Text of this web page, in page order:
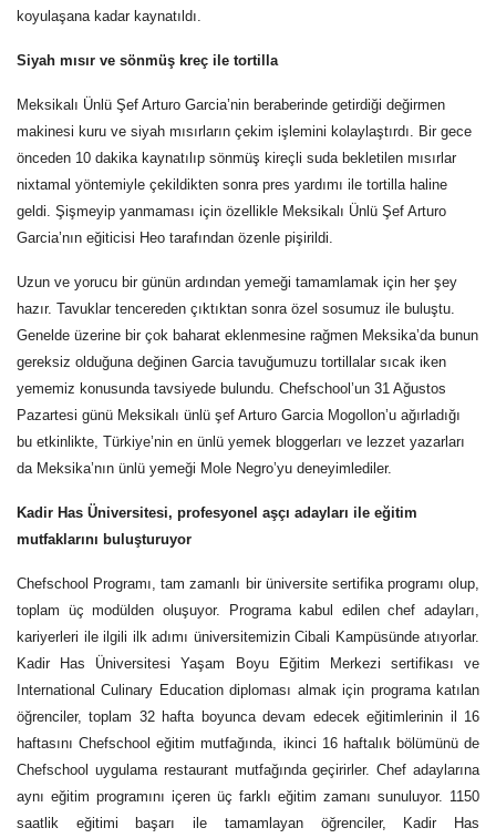
koyulaşana kadar kaynatıldı.
Siyah mısır ve sönmüş kreç ile tortilla
Meksikalı Ünlü Şef Arturo Garcia’nin beraberinde getirdiği değirmen
makinesi kuru ve siyah mısırların çekim işlemini kolaylaştırdı. Bir gece
önceden 10 dakika kaynatılıp sönmüş kireçli suda bekletilen mısırlar
nixtamal yöntemiyle çekildikten sonra pres yardımı ile tortilla haline
geldi. Şişmeyip yanmaması için özellikle Meksikalı Ünlü Şef Arturo
Garcia’nın eğiticisi Heo tarafından özenle pişirildi.
Uzun ve yorucu bir günün ardından yemeği tamamlamak için her şey
hazır. Tavuklar tencereden çıktıktan sonra özel sosumuz ile buluştu.
Genelde üzerine bir çok baharat eklenmesine rağmen Meksika’da bunun
gereksiz olduğuna değinen Garcia tavuğumuzu tortillalar sıcak iken
yememiz konusunda tavsiyede bulundu. Chefschool’un 31 Ağustos
Pazartesi günü Meksikalı ünlü şef Arturo Garcia Mogollon’u ağırladığı
bu etkinlikte, Türkiye’nin en ünlü yemek bloggerları ve lezzet yazarları
da Meksika’nın ünlü yemeği Mole Negro’yu deneyimlediler.
Kadir Has Üniversitesi, profesyonel aşçı adayları ile eğitim
mutfaklarını buluşturuyor
Chefschool Programı, tam zamanlı bir üniversite sertifika programı olup,
toplam üç modülden oluşuyor. Programa kabul edilen chef adayları,
kariyerleri ile ilgili ilk adımı üniversitemizin Cibali Kampüsünde atıyorlar.
Kadir Has Üniversitesi Yaşam Boyu Eğitim Merkezi sertifikası ve
International Culinary Education diploması almak için programa katılan
öğrenciler, toplam 32 hafta boyunca devam edecek eğitimlerinin il 16
haftasını Chefschool eğitim mutfağında, ikinci 16 haftalık bölümünü de
Chefschool uygulama restaurant mutfağında geçirirler. Chef adaylarına
aynı eğitim programını içeren üç farklı eğitim zamanı sunuluyor. 1150
saatlik eğitimi başarı ile tamamlayan öğrenciler, Kadir Has